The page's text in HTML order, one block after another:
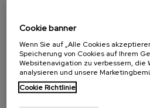
Cookie banner
Wenn Sie auf „Alle Cookies
Speicherung von Cookies auf Ihrem
Websitenavigation zu verbessern, die
analysieren und unsere
Cookie Richtlinie